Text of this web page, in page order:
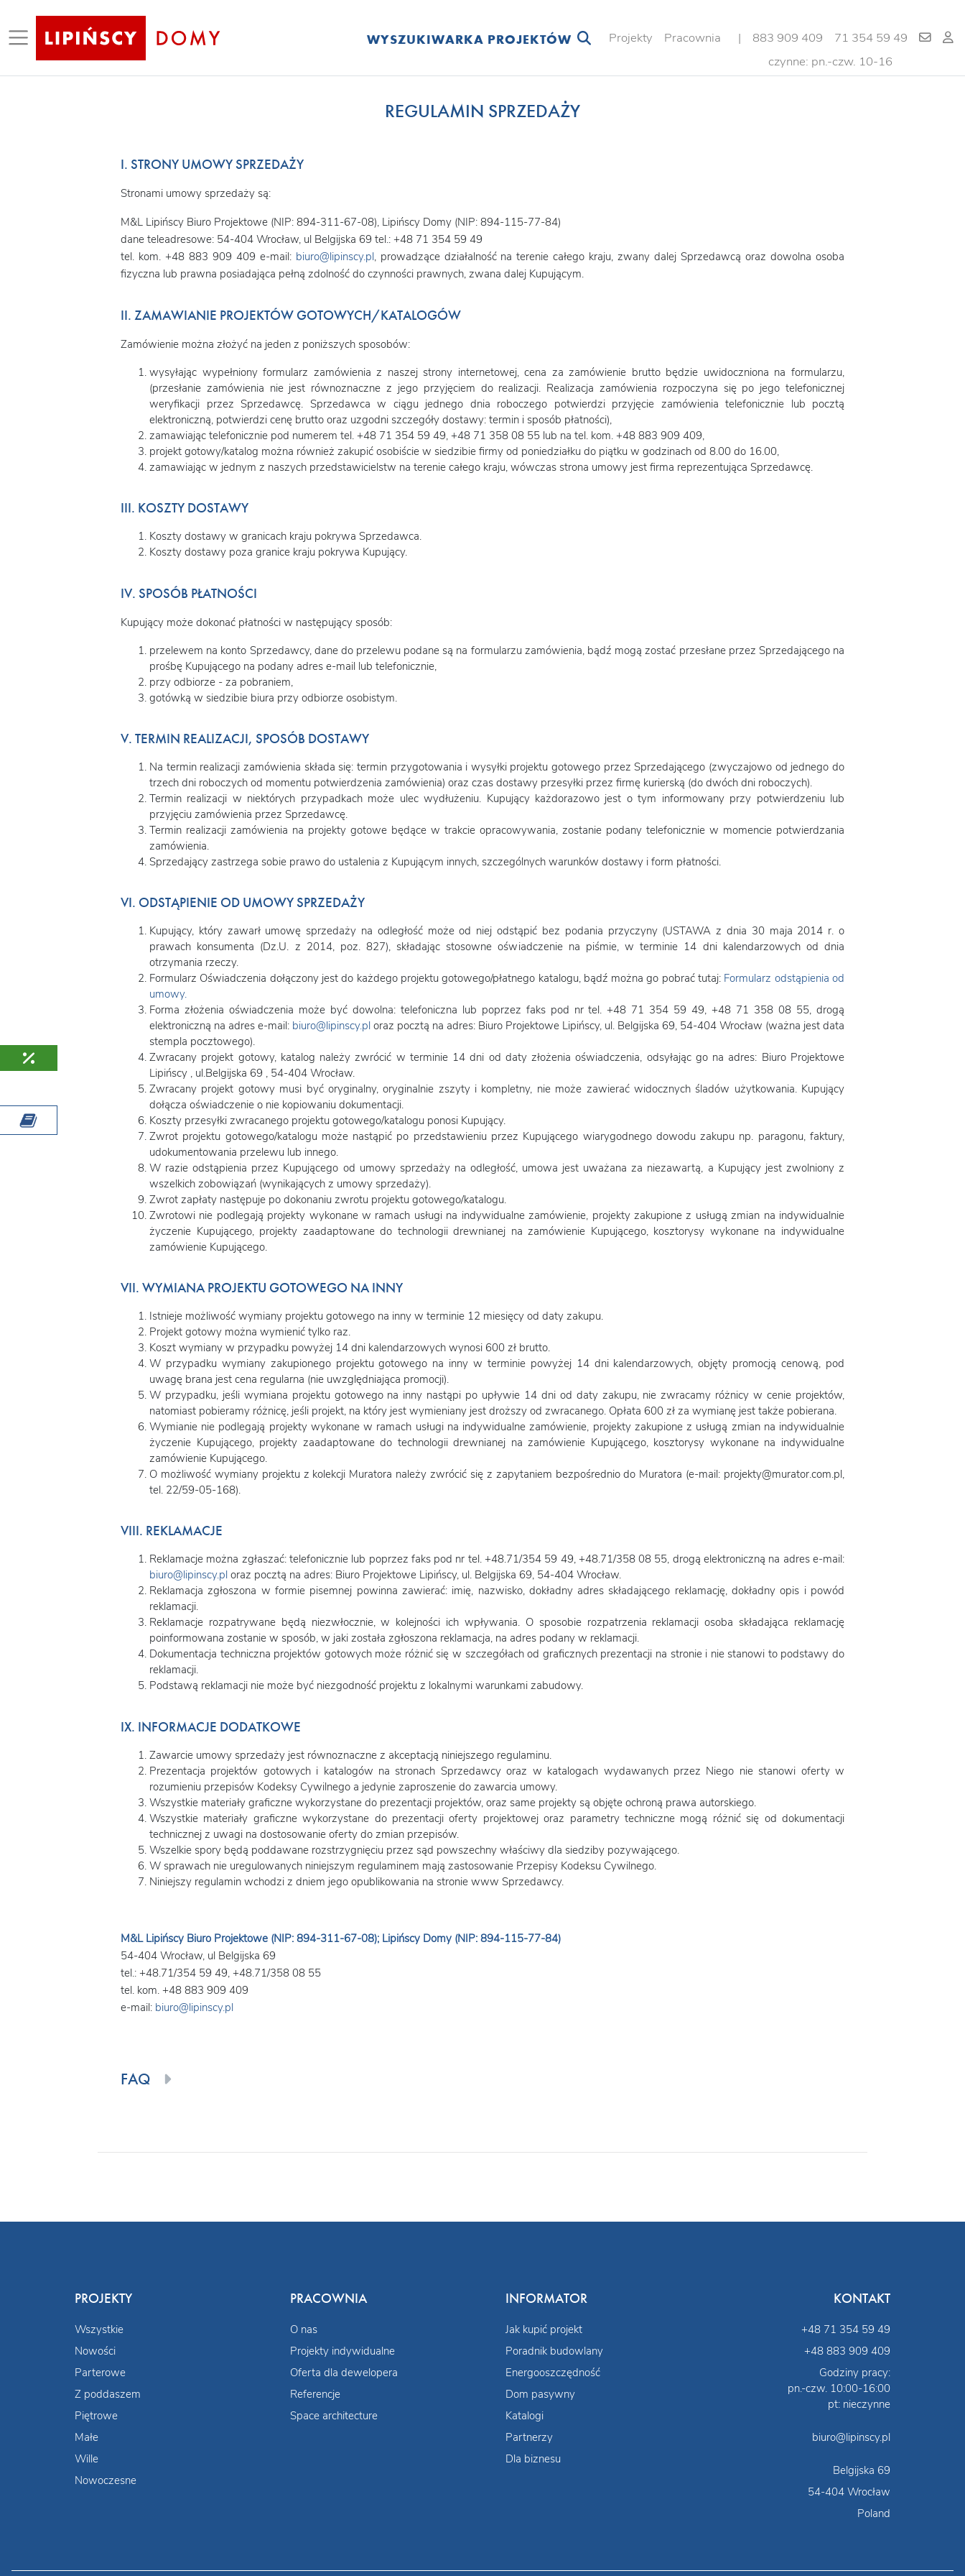
WYSZUKIWARKA PROJEKTÓW Projekty Pracownia | 883 909 409
71 354 59 49
czynne: pn.-czw. 10-16
REGULAMIN SPRZEDAŻY
I. STRONY UMOWY SPRZEDAŻY
Stronami umowy sprzedaży są:
M&L Lipińscy Biuro Projektowe (NIP: 894-311-67-08), Lipińscy Domy (NIP: 894-115-77-84)
dane teleadresowe: 54-404 Wrocław, ul Belgijska 69 tel.: +48 71 354 59 49
tel. kom. +48 883 909 409 e-mail: biuro@lipinscy.pl, prowadzące działalność na terenie całego kraju, zwany dalej Sprzedawcą oraz dowolna osoba
fizyczna lub prawna posiadająca pełną zdolność do czynności prawnych, zwana dalej Kupującym.
II. ZAMAWIANIE PROJEKTÓW GOTOWYCH/KATALOGÓW
Zamówienie można złożyć na jeden z poniższych sposobów:
wysyłając wypełniony formularz zamówienia z naszej strony internetowej, cena za zamówienie brutto będzie uwidoczniona na formularzu,
(przesłanie zamówienia nie jest równoznaczne z jego przyjęciem do realizacji. Realizacja zamówienia rozpoczyna się po jego telefonicznej
weryfikacji przez Sprzedawcę. Sprzedawca w ciągu jednego dnia roboczego potwierdzi przyjęcie zamówienia telefonicznie lub pocztą
elektroniczną, potwierdzi cenę brutto oraz uzgodni szczegóły dostawy: termin i sposób płatności),
zamawiając telefonicznie pod numerem tel. +48 71 354 59 49, +48 71 358 08 55 lub na tel. kom. +48 883 909 409,
projekt gotowy/katalog można również zakupić osobiście w siedzibie firmy od poniedziałku do piątku w godzinach od 8.00 do 16.00,
zamawiając w jednym z naszych przedstawicielstw na terenie całego kraju, wówczas strona umowy jest firma reprezentująca Sprzedawcę.
III. KOSZTY DOSTAWY
Koszty dostawy w granicach kraju pokrywa Sprzedawca.
Koszty dostawy poza granice kraju pokrywa Kupujący.
IV. SPOSÓB PŁATNOŚCI
Kupujący może dokonać płatności w następujący sposób:
przelewem na konto Sprzedawcy, dane do przelewu podane są na formularzu zamówienia, bądź mogą zostać przesłane przez Sprzedającego na
prośbę Kupującego na podany adres e-mail lub telefonicznie,
przy odbiorze - za pobraniem,
gotówką w siedzibie biura przy odbiorze osobistym.
V. TERMIN REALIZACJI, SPOSÓB DOSTAWY
Na termin realizacji zamówienia składa się: termin przygotowania i wysyłki projektu gotowego przez Sprzedającego (zwyczajowo od jednego do
trzech dni roboczych od momentu potwierdzenia zamówienia) oraz czas dostawy przesyłki przez firmę kurierską (do dwóch dni roboczych).
Termin realizacji w niektórych przypadkach może ulec wydłużeniu. Kupujący każdorazowo jest o tym informowany przy potwierdzeniu lub
przyjęciu zamówienia przez Sprzedawcę.
Termin realizacji zamówienia na projekty gotowe będące w trakcie opracowywania, zostanie podany telefonicznie w momencie potwierdzania
zamówienia.
Sprzedający zastrzega sobie prawo do ustalenia z Kupującym innych, szczególnych warunków dostawy i form płatności.
VI. ODSTĄPIENIE OD UMOWY SPRZEDAŻY
Kupujący, który zawarł umowę sprzedaży na odległość może od niej odstąpić bez podania przyczyny (USTAWA z dnia 30 maja 2014 r. o
prawach konsumenta (Dz.U. z 2014, poz. 827), składając stosowne oświadczenie na piśmie, w terminie 14 dni kalendarzowych od dnia
otrzymania rzeczy.
Formularz Oświadczenia dołączony jest do każdego projektu gotowego/płatnego katalogu, bądź można go pobrać tutaj: Formularz odstąpienia od
umowy.
Forma złożenia oświadczenia może być dowolna: telefoniczna lub poprzez faks pod nr tel. +48 71 354 59 49, +48 71 358 08 55, drogą
elektroniczną na adres e-mail: biuro@lipinscy.pl oraz pocztą na adres: Biuro Projektowe Lipińscy, ul. Belgijska 69, 54-404 Wrocław (ważna jest data
stempla pocztowego).
Zwracany projekt gotowy, katalog należy zwrócić w terminie 14 dni od daty złożenia oświadczenia, odsyłając go na adres: Biuro Projektowe
Lipińscy , ul.Belgijska 69 , 54-404 Wrocław.
Zwracany projekt gotowy musi być oryginalny, oryginalnie zszyty i kompletny, nie może zawierać widocznych śladów użytkowania. Kupujący
dołącza oświadczenie o nie kopiowaniu dokumentacji.
Koszty przesyłki zwracanego projektu gotowego/katalogu ponosi Kupujący.
Zwrot projektu gotowego/katalogu może nastąpić po przedstawieniu przez Kupującego wiarygodnego dowodu zakupu np. paragonu, faktury,
udokumentowania przelewu lub innego.
W razie odstąpienia przez Kupującego od umowy sprzedaży na odległość, umowa jest uważana za niezawartą, a Kupujący jest zwolniony z
wszelkich zobowiązań (wynikających z umowy sprzedaży).
Zwrot zapłaty następuje po dokonaniu zwrotu projektu gotowego/katalogu.
Zwrotowi nie podlegają projekty wykonane w ramach usługi na indywidualne zamówienie, projekty zakupione z usługą zmian na indywidualnie
życzenie Kupującego, projekty zaadaptowane do technologii drewnianej na zamówienie Kupującego, kosztorysy wykonane na indywidualne
zamówienie Kupującego.
VII. WYMIANA PROJEKTU GOTOWEGO NA INNY
Istnieje możliwość wymiany projektu gotowego na inny w terminie 12 miesięcy od daty zakupu.
Projekt gotowy można wymienić tylko raz.
Koszt wymiany w przypadku powyżej 14 dni kalendarzowych wynosi 600 zł brutto.
W przypadku wymiany zakupionego projektu gotowego na inny w terminie powyżej 14 dni kalendarzowych, objęty promocją cenową, pod
uwagę brana jest cena regularna (nie uwzględniająca promocji).
W przypadku, jeśli wymiana projektu gotowego na inny nastąpi po upływie 14 dni od daty zakupu, nie zwracamy różnicy w cenie projektów,
natomiast pobieramy różnicę, jeśli projekt, na który jest wymieniany jest droższy od zwracanego. Opłata 600 zł za wymianę jest także pobierana.
Wymianie nie podlegają projekty wykonane w ramach usługi na indywidualne zamówienie, projekty zakupione z usługą zmian na indywidualnie
życzenie Kupującego, projekty zaadaptowane do technologii drewnianej na zamówienie Kupującego, kosztorysy wykonane na indywidualne
zamówienie Kupującego.
O możliwość wymiany projektu z kolekcji Muratora należy zwrócić się z zapytaniem bezpośrednio do Muratora (e-mail: projekty@murator.com.pl,
tel. 22/59-05-168).
VIII. REKLAMACJE
Reklamacje można zgłaszać: telefonicznie lub poprzez faks pod nr tel. +48.71/354 59 49, +48.71/358 08 55, drogą elektroniczną na adres e-mail:
biuro@lipinscy.pl oraz pocztą na adres: Biuro Projektowe Lipińscy, ul. Belgijska 69, 54-404 Wrocław.
Reklamacja zgłoszona w formie pisemnej powinna zawierać: imię, nazwisko, dokładny adres składającego reklamację, dokładny opis i powód
reklamacji.
Reklamacje rozpatrywane będą niezwłocznie, w kolejności ich wpływania. O sposobie rozpatrzenia reklamacji osoba składająca reklamację
poinformowana zostanie w sposób, w jaki została zgłoszona reklamacja, na adres podany w reklamacji.
Dokumentacja techniczna projektów gotowych może różnić się w szczegółach od graficznych prezentacji na stronie i nie stanowi to podstawy do
reklamacji.
Podstawą reklamacji nie może być niezgodność projektu z lokalnymi warunkami zabudowy.
IX. INFORMACJE DODATKOWE
Zawarcie umowy sprzedaży jest równoznaczne z akceptacją niniejszego regulaminu.
Prezentacja projektów gotowych i katalogów na stronach Sprzedawcy oraz w katalogach wydawanych przez Niego nie stanowi oferty w
rozumieniu przepisów Kodeksy Cywilnego a jedynie zaproszenie do zawarcia umowy.
Wszystkie materiały graficzne wykorzystane do prezentacji projektów, oraz same projekty są objęte ochroną prawa autorskiego.
Wszystkie materiały graficzne wykorzystane do prezentacji oferty projektowej oraz parametry techniczne mogą różnić się od dokumentacji
technicznej z uwagi na dostosowanie oferty do zmian przepisów.
Wszelkie spory będą poddawane rozstrzygnięciu przez sąd powszechny właściwy dla siedziby pozywającego.
W sprawach nie uregulowanych niniejszym regulaminem mają zastosowanie Przepisy Kodeksu Cywilnego.
Niniejszy regulamin wchodzi z dniem jego opublikowania na stronie www Sprzedawcy.
M&L Lipińscy Biuro Projektowe (NIP: 894-311-67-08); Lipińscy Domy (NIP: 894-115-77-84)
54-404 Wrocław, ul Belgijska 69
tel.: +48.71/354 59 49, +48.71/358 08 55
tel. kom. +48 883 909 409
e-mail: biuro@lipinscy.pl
FAQ
PROJEKTY
Wszystkie
Nowości
Parterowe
Z poddaszem
Piętrowe
Małe
Wille
Nowoczesne
PRACOWNIA
O nas
Projekty indywidualne
Oferta dla dewelopera
Referencje
Space architecture
INFORMATOR
Jak kupić projekt
Poradnik budowlany
Energooszczędność
Dom pasywny
Katalogi
Partnerzy
Dla biznesu
KONTAKT
+48 71 354 59 49
+48 883 909 409
Godziny pracy:
pn.-czw. 10:00-16:00
pt: nieczynne
biuro@lipinscy.pl
Belgijska 69
54-404 Wrocław
Poland